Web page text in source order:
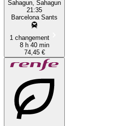
Sahagun, Sahagun
21:35
Barcelona Sants
1 changement
8 h 40 min
74,45 €